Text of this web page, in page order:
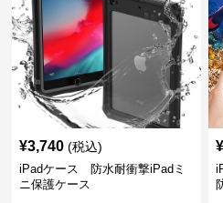
¥3,740 (税込)
iPadケース 防水耐衝撃iPadミ
ニ保護ケース
¥